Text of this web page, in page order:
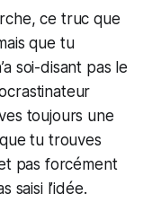
ce truc que
que tu
soi-disant pas le
toujours une
tu trouves
pas forcément
saisi l’idée.